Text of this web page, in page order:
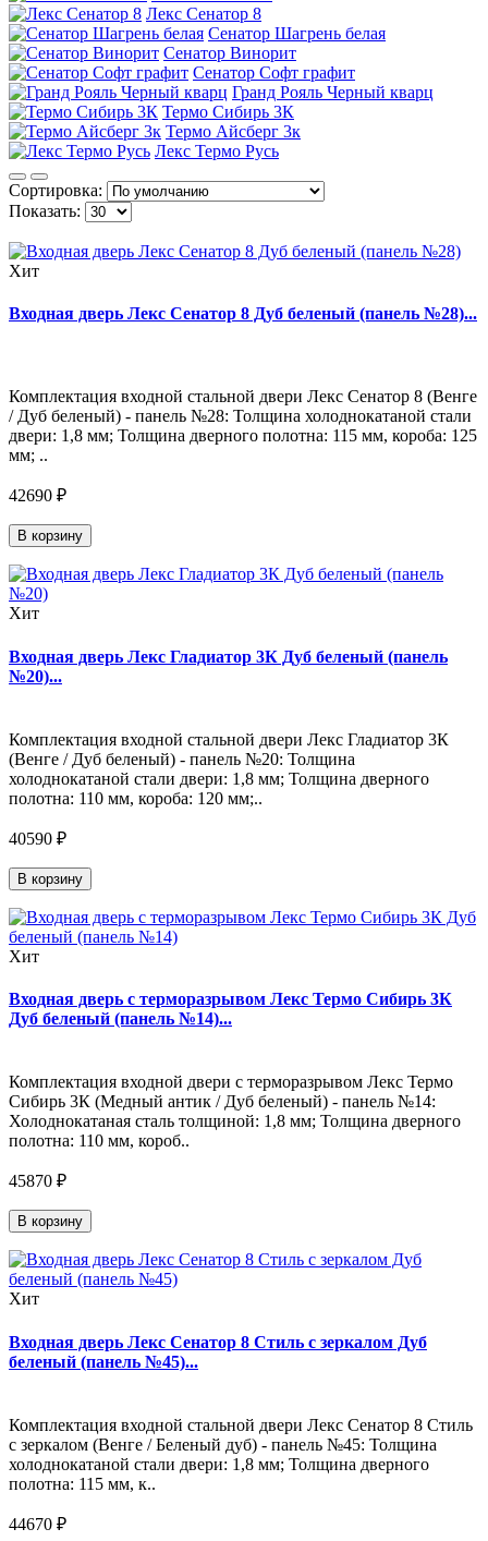
Лекс Сенатор 8
Сенатор Шагрень белая
Сенатор Винорит
Сенатор Софт графит
Гранд Рояль Черный кварц
Термо Сибирь 3К
Термо Айсберг 3к
Лекс Термо Русь
Сортировка:
Показать:
Хит
Входная дверь Лекс Сенатор 8 Дуб беленый (панель №28)...
Комплектация входной стальной двери Лекс Сенатор 8 (Венге
/ Дуб беленый) - панель №28: Толщина холоднокатаной стали
двери: 1,8 мм; Толщина дверного полотна: 115 мм, короба: 125
мм; ..
42690 ₽
В корзину
Хит
Входная дверь Лекс Гладиатор 3К Дуб беленый (панель
№20)...
Комплектация входной стальной двери Лекс Гладиатор 3К
(Венге / Дуб беленый) - панель №20: Толщина
холоднокатаной стали двери: 1,8 мм; Толщина дверного
полотна: 110 мм, короба: 120 мм;..
40590 ₽
В корзину
Хит
Входная дверь с терморазрывом Лекс Термо Сибирь 3К
Дуб беленый (панель №14)...
Комплектация входной двери с терморазрывом Лекс Термо
Сибирь 3К (Медный антик / Дуб беленый) - панель №14:
Холоднокатаная сталь толщиной: 1,8 мм; Толщина дверного
полотна: 110 мм, короб..
45870 ₽
В корзину
Хит
Входная дверь Лекс Сенатор 8 Стиль с зеркалом Дуб
беленый (панель №45)...
Комплектация входной стальной двери Лекс Сенатор 8 Стиль
с зеркалом (Венге / Беленый дуб) - панель №45: Толщина
холоднокатаной стали двери: 1,8 мм; Толщина дверного
полотна: 115 мм, к..
44670 ₽